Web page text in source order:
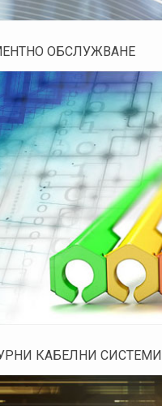
ОБСЛУЖВАНЕ
КАБЕЛНИ СИСТЕМИ